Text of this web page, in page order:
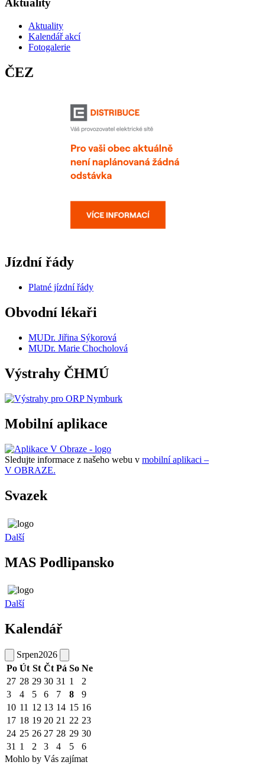
Aktuality
Aktuality
Kalendář akcí
Fotogalerie
ČEZ
Jízdní řády
Platné jízdní řády
Obvodní lékaři
MUDr. Jiřina Sýkorová
MUDr. Marie Chocholová
Výstrahy ČHMÚ
Mobilní aplikace
Sledujte informace z našeho webu v mobilní aplikaci –
V OBRAZE.
Svazek
Další
MAS Podlipansko
Další
Kalendář
Srpen2026
Po Út St Čt Pá So Ne
27 28 29 30 31 1
2
3
4 5 6 7 8
9
10 11 12 13 14 15 16
17 18 19 20 21 22 23
24 25 26 27 28 29 30
31 1 2 3 4 5
6
Mohlo by Vás zajímat